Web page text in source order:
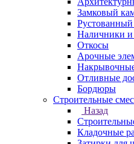
Замковый
Наличники и
Откосы
Арочные
Отливные
Бордюры
Строительные
Назад
Кладочные